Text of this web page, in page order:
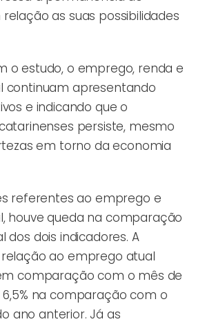
as suas possibilidades
o estudo, o emprego, renda e
continuam apresentando
e indicando que o
persiste, mesmo
em torno da economia
referentes ao emprego e
houve queda na comparação
dos dois indicadores. A
ao emprego atual
comparação com o mês de
na comparação com o
ano anterior. Já as